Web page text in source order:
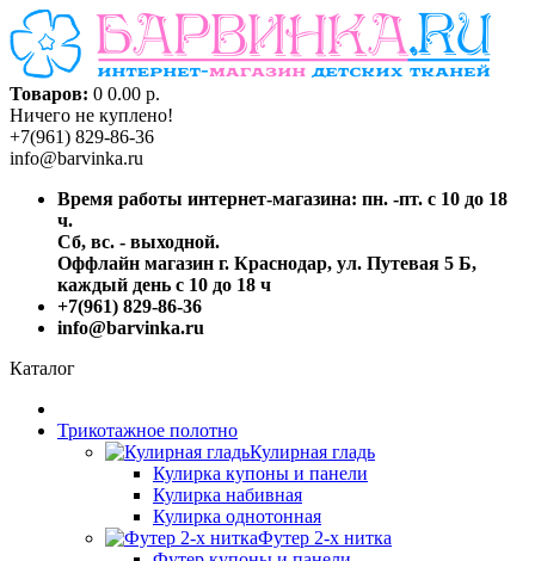
Товаров: 0 0.00 р.
Ничего не куплено!
+7(961) 829-86-36
info@barvinka.ru
Время работы интернет-магазина: пн. -пт. с 10 до 18
ч.
Сб, вс. - выходной.
Оффлайн магазин г. Краснодар, ул. Путевая 5 Б,
каждый день с 10 до 18 ч
+7(961) 829-86-36
info@barvinka.ru
Каталог
Трикотажное полотно
Кулирная гладь
Кулирка купоны и панели
Кулирка набивная
Кулирка однотонная
Футер 2-х нитка